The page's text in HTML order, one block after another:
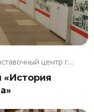
центр г....
«История